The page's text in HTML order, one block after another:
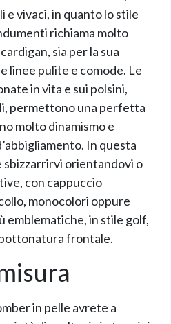
e vivaci, in quanto lo stile
richiama molto
sia per la sua
linee pulite e comode. Le
in vita e sui polsini,
permettono una perfetta
molto dinamismo e
In questa
orientandovi o
con cappuccio
monocolori oppure
emblematiche, in stile golf,
frontale.
in pelle avrete a